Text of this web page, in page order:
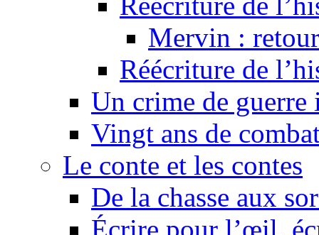
Mervin :
Réécriture de
Un crime de guerre
Vingt ans de
Le conte et les contes
De la chasse aux
Écrire pour l’œil,